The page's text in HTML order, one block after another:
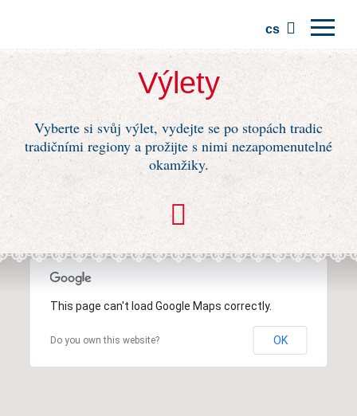
cs
Tradice
Výlety
Výlety
Vyberte si svůj výlet, vydejte se po stopách tradic
tradičními regiony a prožijte s nimi nezapomenutelné
okamžiky.
This page can't load Google Maps correctly.
Do you own this website? OK